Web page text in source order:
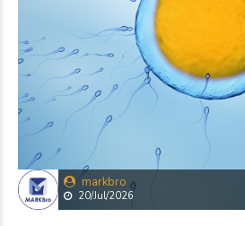
markbro
24/Jul/2026